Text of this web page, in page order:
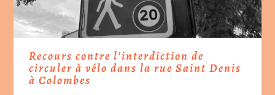
Recours contre l’interdiction de
circuler à vélo dans la rue Saint Denis
à Colombes